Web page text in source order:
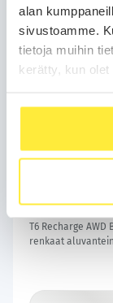
alan
sivustoamme.
tietoja muihin
kerätty, kun olet
T6 Recharge
renkaat